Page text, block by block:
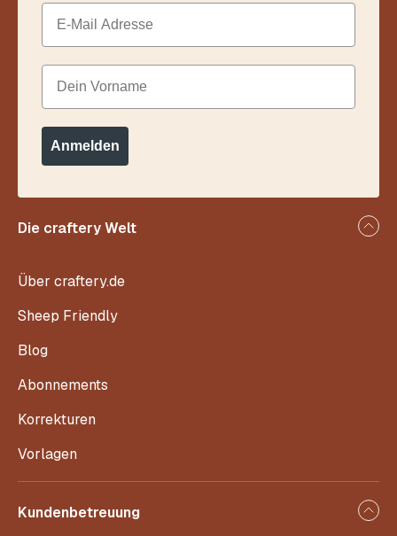
Die craftery Welt
Über craftery.de
Sheep Friendly
Blog
Abonnements
Korrekturen
Vorlagen
Kundenbetreuung
Email
Dein Vorname
Anmelden